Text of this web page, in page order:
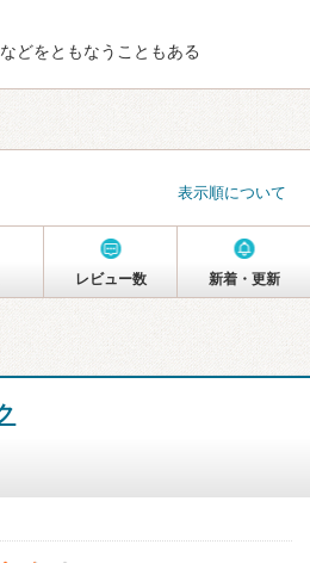
どをともなうこともある
表示順について
レビュー数 新着・更新